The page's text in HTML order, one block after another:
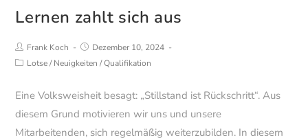
Lernen zahlt sich aus
Beitrags-
Autor:
Frank Koch
Beitrag
veröffentlicht:
Dezember 10, 2024
Beitrags-
Lotse / Neuigkeiten /Qualifikation
Eine Volksweisheit besagt: „Stillstand ist Rückschritt“. Aus
diesem Grund motivieren wir uns und unsere
Mitarbeitenden, sich regelmäßig weiterzubilden. In diesem